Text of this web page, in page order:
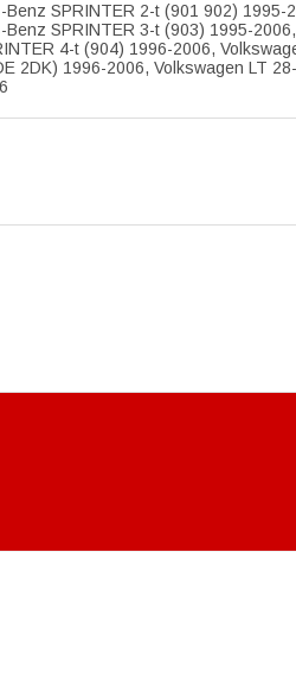
Benz SPRINTER 2-t (901 902) 1995-
Benz SPRINTER 3-t (903) 1995-
4-t (904) 1996-2006,
2DK) 1996-2006, Volkswagen LT